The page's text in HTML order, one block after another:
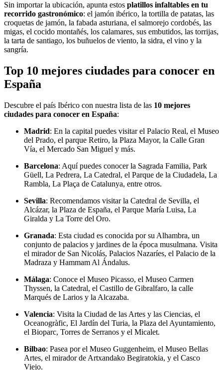
Sin importar la ubicación, apunta estos platillos infaltables en tu
recorrido gastronómico: el jamón ibérico, la tortilla de patatas, las
croquetas de jamón, la fabada asturiana, el salmorejo cordobés, las
migas, el cocido montañés, los calamares, sus embutidos, las torrijas,
la tarta de santiago, los buñuelos de viento, la sidra, el vino y la
sangría.
Top 10 mejores ciudades para conocer en
España
Descubre el país Ibérico con nuestra lista de las 10 mejores
ciudades para conocer en España:
Madrid: En la capital puedes visitar el Palacio Real, el Museo
del Prado, el parque Retiro, la Plaza Mayor, la Calle Gran
Vía, el Mercado San Miguel y más.
Barcelona: Aquí puedes conocer la Sagrada Familia, Park
Güell, La Pedrera, La Catedral, el Parque de la Ciudadela, La
Rambla, La Plaça de Catalunya, entre otros.
Sevilla: Recomendamos visitar la Catedral de Sevilla, el
Alcázar, la Plaza de España, el Parque María Luisa, La
Giralda y La Torre del Oro.
Granada: Esta ciudad es conocida por su Alhambra, un
conjunto de palacios y jardines de la época musulmana. Visita
el mirador de San Nicolás, Palacios Nazaríes, el Palacio de la
Madraza y Hammam Al Ándalus.
Málaga: Conoce el Museo Picasso, el Museo Carmen
Thyssen, la Catedral, el Castillo de Gibralfaro, la calle
Marqués de Larios y la Alcazaba.
Valencia: Visita la Ciudad de las Artes y las Ciencias, el
Oceanogràfic, El Jardín del Turia, la Plaza del Ayuntamiento,
el Bioparc, Torres de Serranos y el Micalet.
Bilbao: Pasea por el Museo Guggenheim, el Museo Bellas
Artes, el mirador de Artxandako Begiratokia, y el Casco
Viejo.